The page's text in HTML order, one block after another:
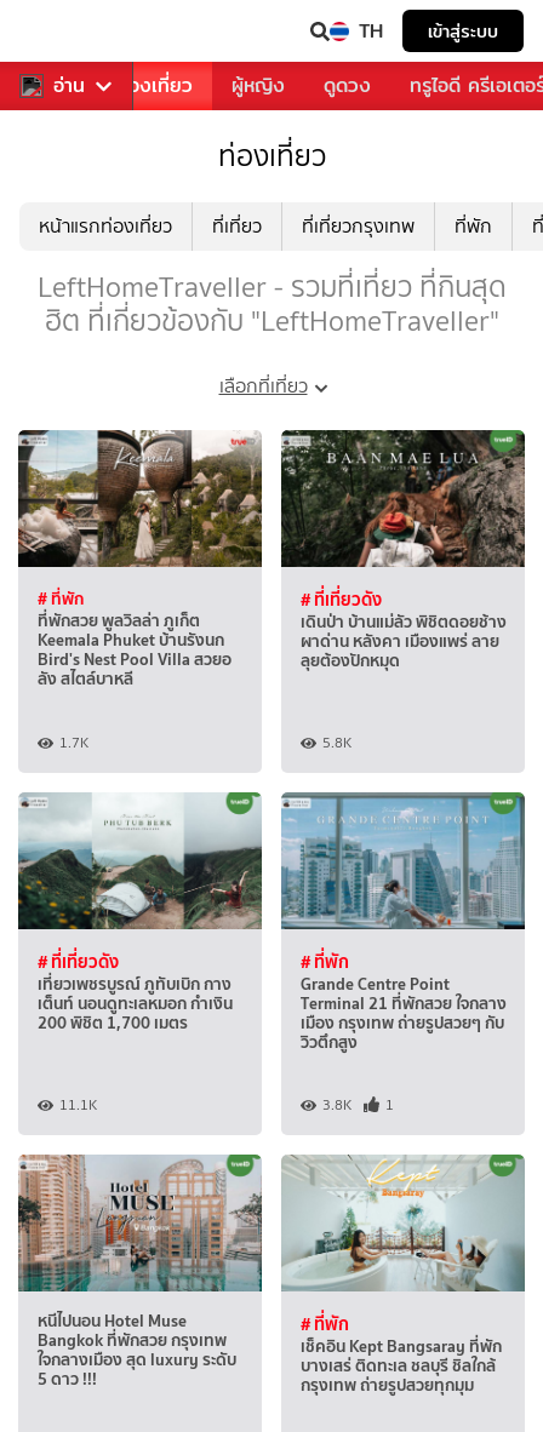
TH เข้าสู่ระบบ
อ่าน
อาหาร ท่องเที่ยว ผู้หญิง ดูดวง ทรูไอดี ครีเอเตอ
ท่องเที่ยว
หน้าแรกท่องเที่ยว ที่เที่ยว ที่เที่ยวกรุงเทพ ที่พัก
LeftHomeTraveller - รวมที่เที่ยว ที่กินสุด
ฮิต ที่เกี่ยวข้องกับ "LeftHomeTraveller"
เลือกที่เที่ยว
# ที่พัก
ที่พักสวย พูลวิลล่า ภูเก็ต
Keemala Phuket บ้านรังนก
Bird's Nest Pool Villa สวยอ
ลัง สไตล์บาหลี
1.7K
# ที่เที่ยวดัง
เดินป่า บ้านแม่ลัว พิชิตดอยช้าง
ผาด่าน หลังคา เมืองแพร่ ลาย
ลุยต้องปักหมุด
5.8K
# ที่เที่ยวดัง
เที่ยวเพชรบูรณ์ ภูทับเบิก กาง
เต็นท์ นอนดูทะเลหมอก กำเงิน
200 พิชิต 1,700 เมตร
11.1K
# ที่พัก
Grande Centre Point
Terminal 21 ที่พักสวย ใจกลาง
เมือง กรุงเทพ ถ่ายรูปสวยๆ กับ
วิวตึกสูง
3.8K 1
หนีไปนอน Hotel Muse
Bangkok ที่พักสวย กรุงเทพ
ใจกลางเมือง สุด luxury ระดับ
5 ดาว !!!
# ที่พัก
เช็คอิน Kept Bangsaray ที่พัก
บางเสร่ ติดทะเล ชลบุรี ชิลใกล้
กรุงเทพ ถ่ายรูปสวยทุกมุม